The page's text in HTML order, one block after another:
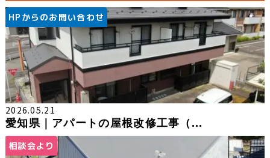
HPからのお問い合わせ
2026.05.21
愛知県｜アパートの屋根改修工事（...
相談会より